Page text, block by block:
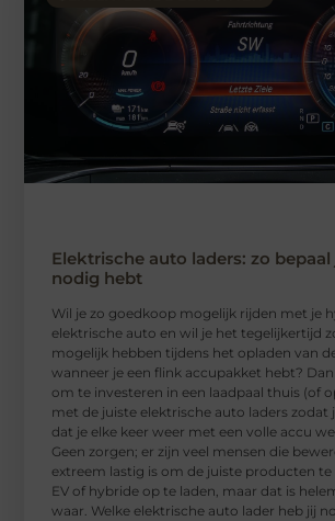
Elektrische auto laders: zo
nodig hebt
Wil je zo goedkoop mogelijk rijden met je
elektrische auto en wil je het tegelijkertijd
mogelijk hebben tijdens het opladen van
wanneer je een flink accupakket hebt?
om te investeren in een laadpaal thuis (of
met de juiste elektrische auto laders zodat
dat je elke keer weer met een volle accu
Geen zorgen; er zijn veel mensen die
extreem lastig is om de juiste producten
EV of hybride op te laden, maar dat is
waar. Welke elektrische auto lader heb jij